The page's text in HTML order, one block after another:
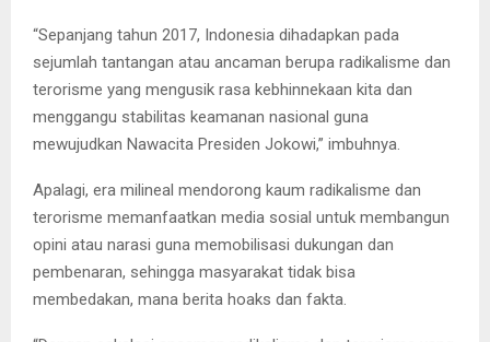
“Sepanjang tahun 2017, Indonesia dihadapkan pada
sejumlah tantangan atau ancaman berupa radikalisme dan
terorisme yang mengusik rasa kebhinnekaan kita dan
menggangu stabilitas keamanan nasional guna
mewujudkan Nawacita Presiden Jokowi,” imbuhnya.
Apalagi, era milineal mendorong kaum radikalisme dan
terorisme memanfaatkan media sosial untuk membangun
opini atau narasi guna memobilisasi dukungan dan
pembenaran, sehingga masyarakat tidak bisa
membedakan, mana berita hoaks dan fakta.